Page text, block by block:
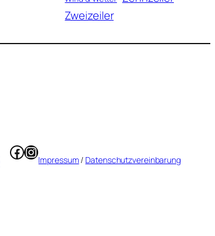
Zweizeiler
Facebook
Instagram
Impressum / Datenschutzvereinbarung